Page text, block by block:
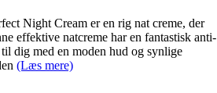
Night Cream er en rig nat creme, der
effektive natcreme har en fantastisk anti-
dig med en moden hud og synlige
(Læs mere)